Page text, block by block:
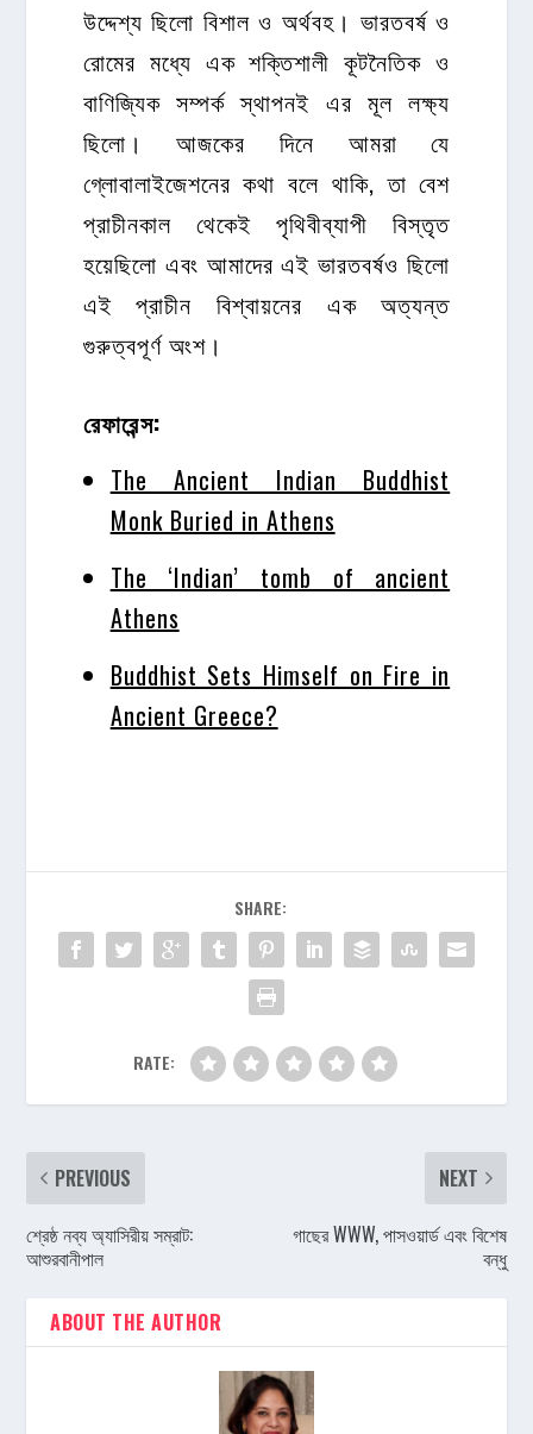
উদ্দেশ্য ছিলো বিশাল ও অর্থবহ। ভারতবর্ষ ও
রোমের মধ্যে এক শক্তিশালী কূটনৈতিক ও
বাণিজ্যিক সম্পর্ক স্থাপনই এর মূল লক্ষ্য
ছিলো। আজকের দিনে আমরা যে
গ্লোবালাইজেশনের কথা বলে থাকি, তা বেশ
প্রাচীনকাল থেকেই পৃথিবীব্যাপী বিস্তৃত
হয়েছিলো এবং আমাদের এই ভারতবর্ষও ছিলো
এই প্রাচীন বিশ্বায়নের এক অত্যন্ত
গুরুত্বপূর্ণ অংশ।
রেফারেন্স:
The Ancient Indian Buddhist
Monk Buried in Athens
The ‘Indian’ tomb of ancient
Athens
Buddhist Sets Himself on Fire in
Ancient Greece?
SHARE:
RATE:
PREVIOUS
শ্রেষ্ঠ নব্য অ্যাসিরীয় সম্রাট:
আশুরবানীপাল
NEXT
গাছের WWW, পাসওয়ার্ড এবং বিশেষ
বন্ধু
ABOUT THE AUTHOR